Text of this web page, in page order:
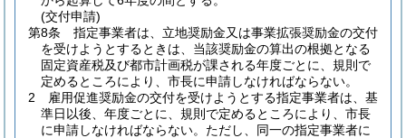
(交付申請)
第8条
指定事業者は、立地奨励金又は事業拡張奨励金の交付
を受けようとするときは、当該奨励金の算出の根拠となる
固定資産税及び都市計画税が課される年度ごとに、規則で
定めるところにより、市長に申請しなければならない。
2
雇用促進奨励金の交付を受けようとする指定事業者は、基
準日以後、年度ごとに、規則で定めるところにより、市長
に申請しなければならない。 ただし、同一の指定事業者に